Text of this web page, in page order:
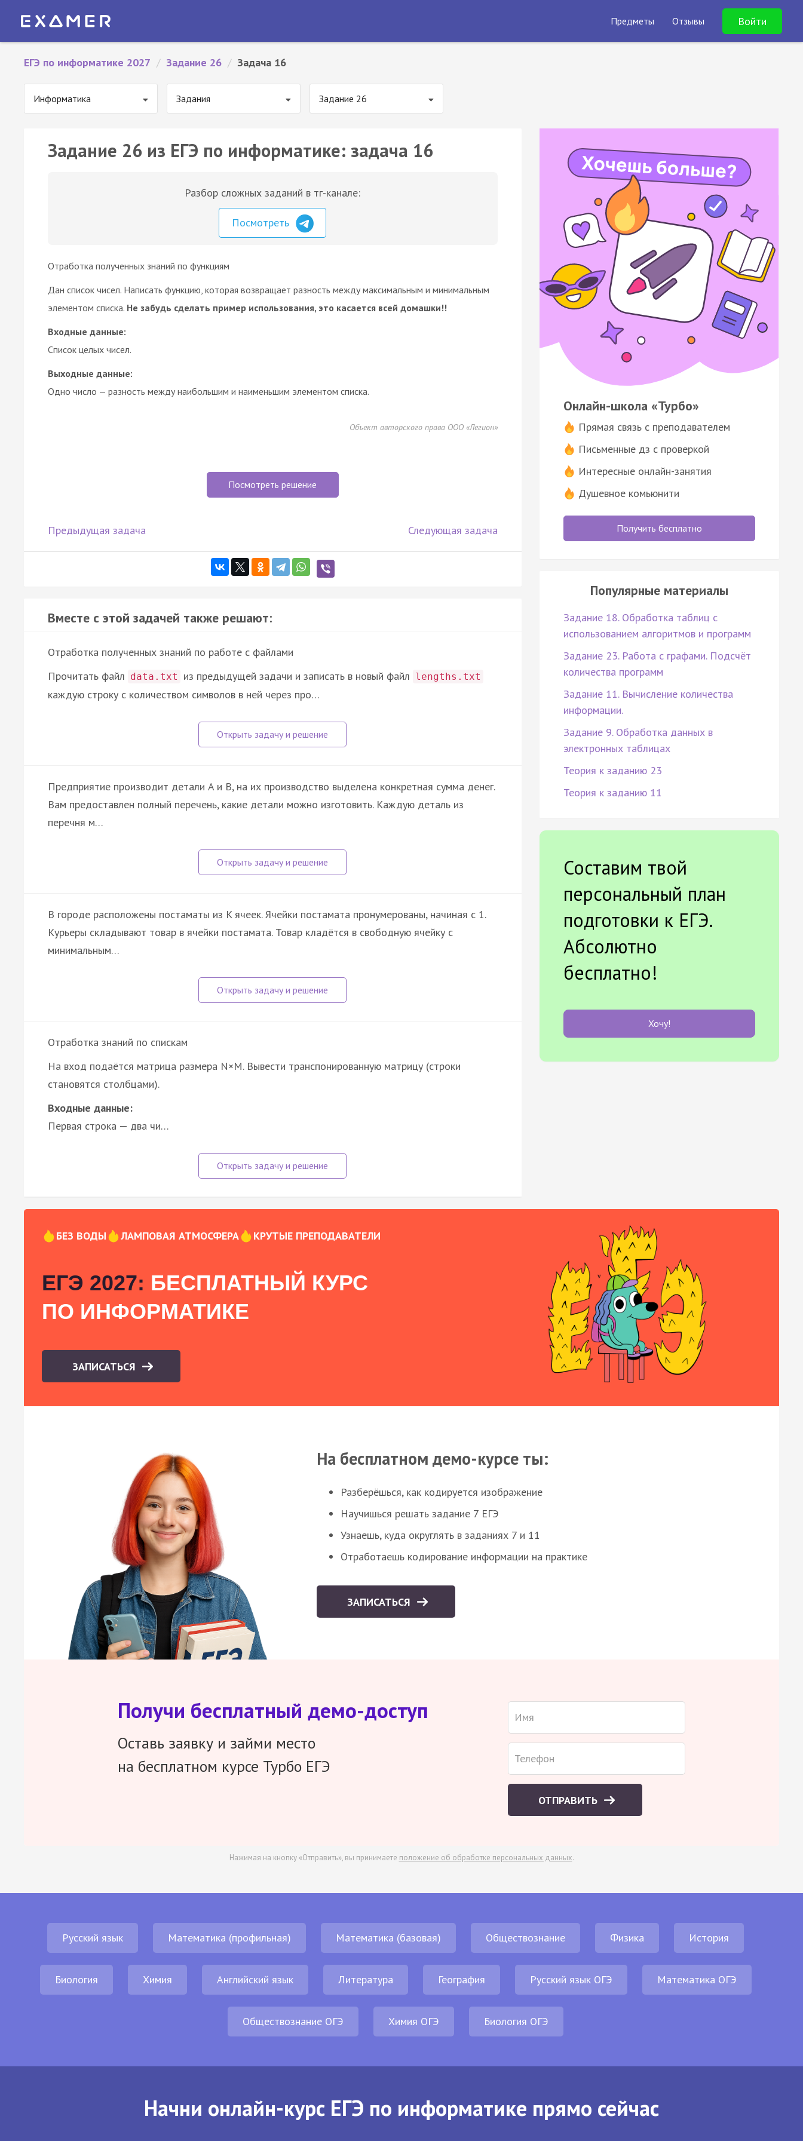
Предметы Отзывы Войти
ЕГЭ по информатике 2027 / Задание 26 / Задача 16
Информатика Задания Задание 26
Задание 26 из ЕГЭ по информатике: задача 16
Разбор сложных заданий в тг-канале:
Посмотреть
Отработка полученных знаний по функциям
Дан список чисел. Написать функцию, которая возвращает разность между максимальным и минимальным
элементом списка. Не забудь сделать пример использования, это касается всей домашки!!
Входные данные:
Список целых чисел.
Выходные данные:
Одно число — разность между наибольшим и наименьшим элементом списка.
Объект авторского права ООО «Легион»
Посмотреть решение
Предыдущая задача Следующая задача
Вместе с этой задачей также решают:
Отработка полученных знаний по работе с файлами
Прочитать файл data.txt из предыдущей задачи и записать в новый файл lengths.txt
каждую строку с количеством символов в ней через про…
Предприятие производит детали A и B, на их производство выделена конкретная сумма денег.
Вам предоставлен полный перечень, какие детали можно изготовить. Каждую деталь из
перечня м…
В городе расположены постаматы из K ячеек. Ячейки постамата пронумерованы, начиная с 1.
Курьеры складывают товар в ячейки постамата. Товар кладётся в свободную ячейку с
минимальным…
Отработка знаний по спискам
На вход подаётся матрица размера N×M. Вывести транспонированную матрицу (строки
становятся столбцами).
Входные данные:
Первая строка — два чи…
Онлайн-школа «Турбо»
Прямая связь с преподавателем
Письменные дз с проверкой
Интересные онлайн-занятия
Душевное комьюнити
Получить бесплатно
Популярные материалы
Задание 18. Обработка таблиц с
использованием алгоритмов и программ
Задание 23. Работа с графами. Подсчёт
количества программ
Задание 11. Вычисление количества
информации.
Задание 9. Обработка данных в
электронных таблицах
Теория к заданию 23
Теория к заданию 11
Составим твой
персональный план
подготовки к ЕГЭ.
Абсолютно
бесплатно!
Хочу!
БЕЗ ВОДЫ ЛАМПОВАЯ АТМОСФЕРА КРУТЫЕ ПРЕПОДАВАТЕЛИ
ЕГЭ 2027: БЕСПЛАТНЫЙ КУРС
ПО ИНФОРМАТИКЕ
ЗАПИСАТЬСЯ
На бесплатном демо-курсе ты:
Разберёшься, как кодируется изображение
Научишься решать задание 7 ЕГЭ
Узнаешь, куда округлять в заданиях 7 и 11
Отработаешь кодирование информации на практике
ЗАПИСАТЬСЯ
Получи бесплатный демо-доступ
Оставь заявку и займи место
на бесплатном курсе Турбо ЕГЭ
ОТПРАВИТЬ
Нажимая на кнопку «Отправить», вы принимаете положение об обработке персональных данных.
Русский язык Математика (профильная) Математика (базовая) Обществознание Физика История
Биология Химия Английский язык Литература География Русский язык ОГЭ Математика ОГЭ
Обществознание ОГЭ Химия ОГЭ Биология ОГЭ
Начни онлайн-курс ЕГЭ по информатике прямо сейчас